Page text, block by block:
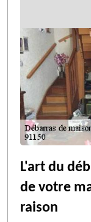
L'art du
de votre
raison